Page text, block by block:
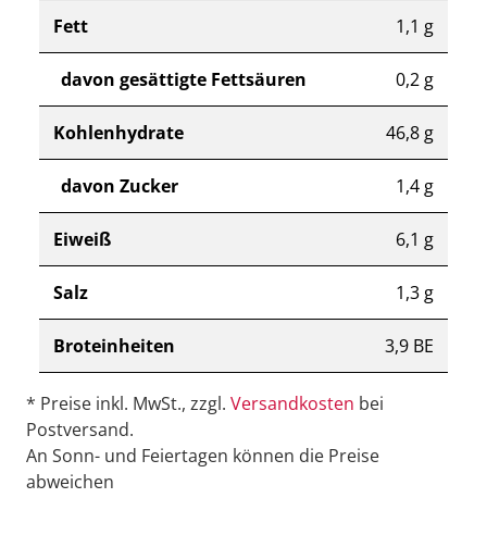
Fett 1,1 g
davon gesättigte Fettsäuren 0,2 g
Kohlenhydrate 46,8 g
davon Zucker 1,4 g
Eiweiß 6,1 g
Salz 1,3 g
Broteinheiten 3,9 BE
* Preise inkl. MwSt., zzgl. Versandkosten bei
Postversand.
An Sonn- und Feiertagen können die Preise
abweichen